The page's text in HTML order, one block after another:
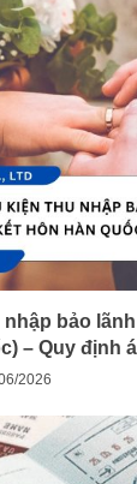
bảo
– Quy định
2026